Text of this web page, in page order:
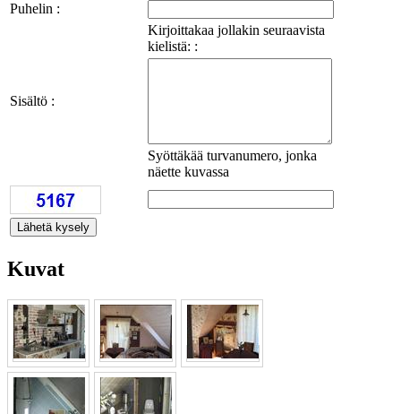
Puhelin :
Kirjoittakaa jollakin seuraavista
kielistä: :
Sisältö :
Syöttäkää turvanumero, jonka
näette kuvassa
Kuvat